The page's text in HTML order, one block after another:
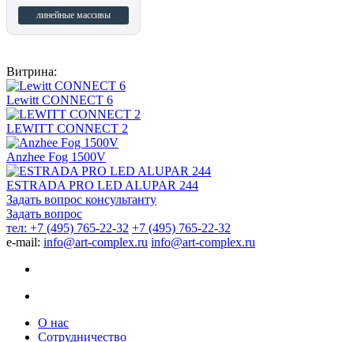
линейные массивы
Витрина:
Lewitt CONNECT 6
LEWITT CONNECT 2
Anzhee Fog 1500V
ESTRADA PRO LED ALUPAR 244
Задать вопрос консультанту
Задать вопрос
тел: +7 (495) 765-22-32 +7 (495) 765-22-32
e-mail: info@art-complex.ru info@art-complex.ru
О нас
Сотрудничество